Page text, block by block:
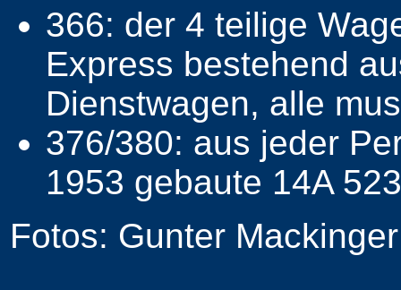
366: der 4 teilige
Express bestehend
Dienstwagen, alle
376/380: aus jeder
1953 gebaute 14A
Fotos: Gunter